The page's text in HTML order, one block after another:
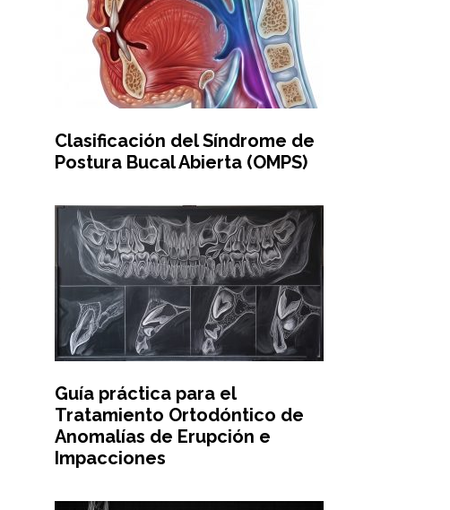
Clasificación del Síndrome de
Postura Bucal Abierta (OMPS)
Guía práctica para el
Tratamiento Ortodóntico de
Anomalías de Erupción e
Impacciones